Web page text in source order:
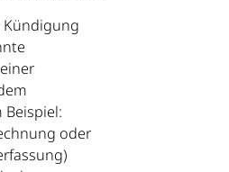
Kündigung
oder